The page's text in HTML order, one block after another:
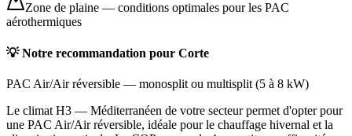
Zone de plaine — conditions optimales pour les PAC
aérothermiques
💡 Notre recommandation pour Corte
PAC Air/Air réversible — monosplit ou multisplit (5 à 8 kW)
Le climat H3 — Méditerranéen de votre secteur permet d'opter pour
une PAC Air/Air réversible, idéale pour le chauffage hivernal et la